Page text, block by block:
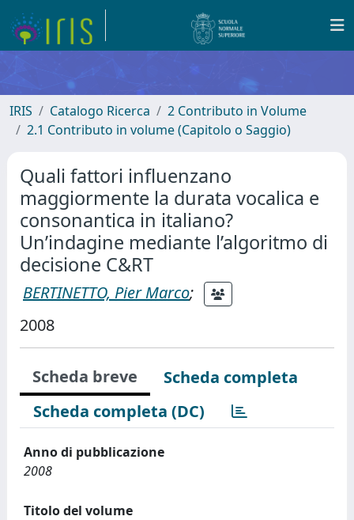
IRIS Catalogo Ricerca
2 Contributo in Volume
2.1 Contributo in volume (Capitolo o Saggio)
Quali fattori influenzano
maggiormente la durata vocalica e
consonantica in italiano?
Un’indagine mediante l’algoritmo di
decisione C&RT
BERTINETTO, Pier Marco;
2008
Scheda breve
Scheda completa
Scheda completa (DC)
Anno di pubblicazione
2008
Titolo del volume